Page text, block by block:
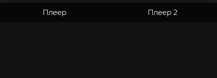
Плеер Плеер 2